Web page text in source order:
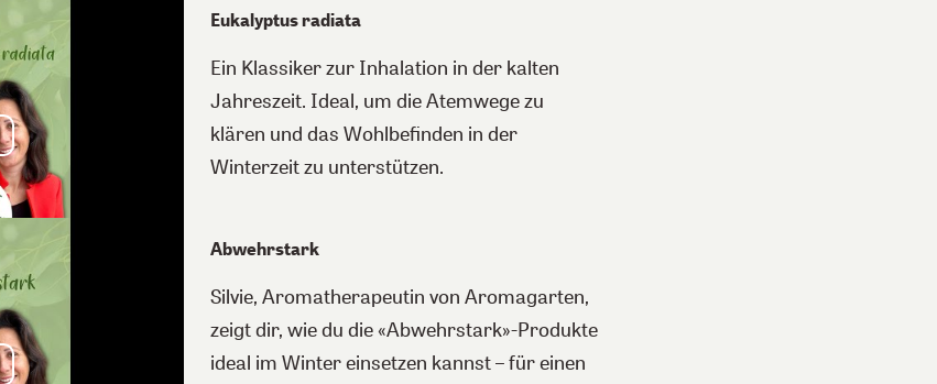
Eukalyptus radiata
Ein Klassiker zur Inhalation in der kalten
Jahreszeit. Ideal, um die Atemwege zu
klären und das Wohlbefinden in der
Winterzeit zu unterstützen.
Abwehrstark
Silvie, Aromatherapeutin von Aromagarten,
zeigt dir, wie du die «Abwehrstark»-Produkte
ideal im Winter einsetzen kannst – für einen